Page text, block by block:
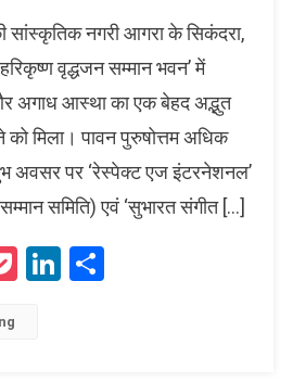
सांस्कृतिक नगरी आगरा के सिकंदरा,
वृद्धजन सम्मान भवन’ में
अगाध आस्था का एक बेहद अद्भुत
मिला। पावन पुरुषोत्तम अधिक
अवसर पर ‘रेस्पेक्ट एज इंटरनेशनल’
समिति) एवं ‘सुभारत संगीत […]
PocketLinkedIn
Share